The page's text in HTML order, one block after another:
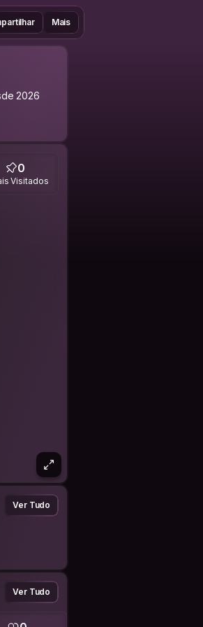
Mais
2026
0
Visitados
Ver Tudo
Ver Tudo